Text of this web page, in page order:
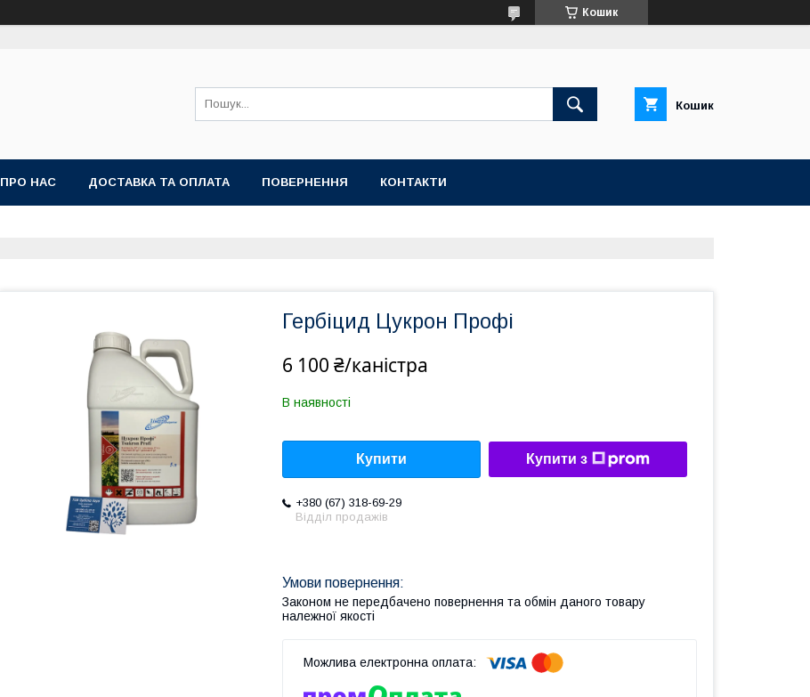
Кошик
Кошик
ПРО НАС ДОСТАВКА ТА ОПЛАТА ПОВЕРНЕННЯ КОНТАКТИ
Гербіцид Цукрон Профі
6 100 ₴/каністра
В наявності
Купити Купити з
+380 (67) 318-69-29
Відділ продажів
Законом не передбачено повернення та обмін даного товару
належної якості